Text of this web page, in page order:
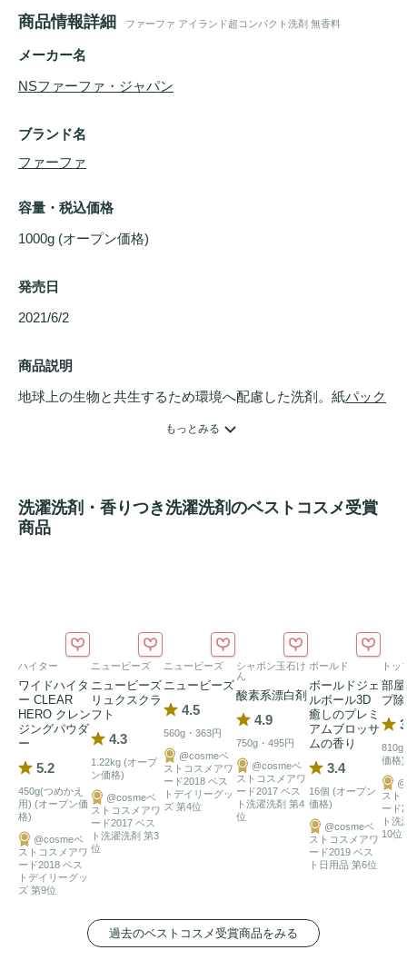
商品情報詳細 ファーファ アイランド超コンパクト洗剤 無香料
メーカー名
NSファーファ・ジャパン
ブランド名
ファーファ
容量・税込価格
1000g (オープン価格)
発売日
2021/6/2
商品説明
地球上の生物と共生するため環境へ配慮した洗剤。紙パック
もっとみる
洗濯洗剤・香りつき洗濯洗剤のベストコスメ受賞
商品
ハイター
ワイドハイタ
ー CLEAR
HERO クレン
ジングパウダ
ー
5.2
450g(つめかえ
用) (オープン価
格)
@cosmeベ
ストコスメアワ
ード2018 ベス
トデイリーグッ
ズ 第9位
ニュービーズ
ニュービーズ
リュクスクラ
フト
4.3
1.22kg (オープ
ン価格)
@cosmeベ
ストコスメアワ
ード2017 ベス
ト洗濯洗剤 第3
位
ニュービーズ
ニュービーズ
4.5
560g・363円
@cosmeベ
ストコスメアワ
ード2018 ベス
トデイリーグッ
ズ 第4位
シャボン玉石け
ん
酸素系漂白剤
4.9
750g・495円
@cosmeベ
ストコスメアワ
ード2017 ベス
ト洗濯洗剤 第4
位
ボールド
ボールドジェ
ルボール3D
癒しのプレミ
アムブロッサ
ムの香り
3.4
16個 (オープン
価格)
@cosmeベ
ストコスメアワ
ード2019 ベス
ト日用品 第6位
トッ
部
プ
810g
価格)
スト
ード
ト洗
10位
過去のベストコスメ受賞商品をみる